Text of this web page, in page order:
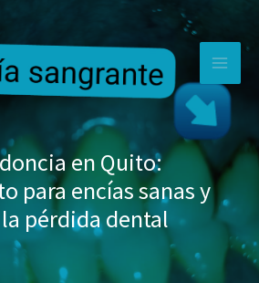
en Quito:
para encías sanas y
pérdida dental